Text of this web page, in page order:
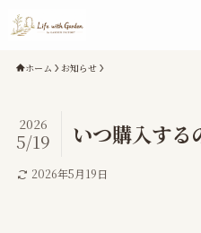
ホーム お知らせ
いつ購入する
2026
5/19
2026年5月19日